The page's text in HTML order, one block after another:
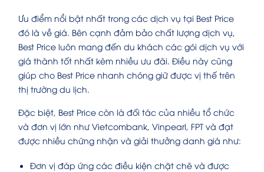
Ưu điểm nổi bật nhất trong các dịch vụ tại Best Price
đó là về giá. Bên cạnh đảm bảo chất lượng dịch vụ,
Best Price luôn mang đến du khách các gói dịch vụ với
giá thành tốt nhất kèm nhiều ưu đãi. Điều này cũng
giúp cho Best Price nhanh chóng giữ được vị thế trên
thị trường du lịch.
Đặc biệt, Best Price còn là đối tác của nhiều tổ chức
và đơn vị lớn như Vietcombank, Vinpearl, FPT và đạt
được nhiều chứng nhận và giải thưởng danh giá như:
Đơn vị đáp ứng các điều kiện chặt chẽ và được